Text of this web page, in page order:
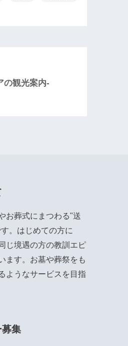
の観光案内-
お葬式にまつわる"送
。はじめての方に
じ境遇の方の教訓エピ
ます。お墓や葬祭をも
ようなサービスを目指
集